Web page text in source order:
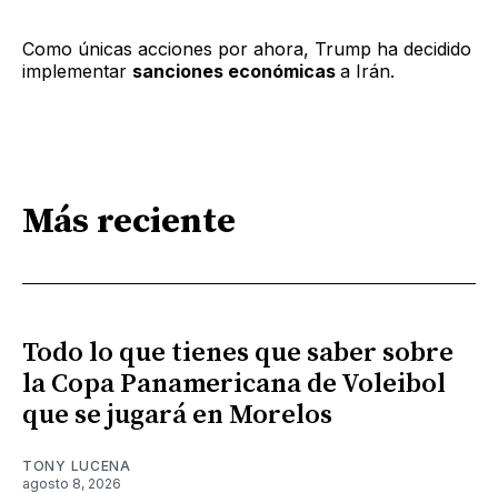
Como únicas acciones por ahora, Trump ha decidido
implementar sanciones económicas a Irán.
Más reciente
Todo lo que tienes que saber sobre
la Copa Panamericana de Voleibol
que se jugará en Morelos
TONY LUCENA
agosto 8, 2026